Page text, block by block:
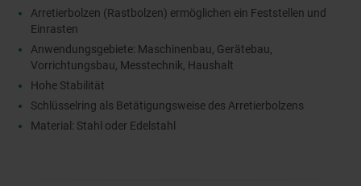
Arretierbolzen (Rastbolzen) ermöglichen ein Feststellen und
Einrasten
Anwendungsgebiete: Maschinenbau, Gerätebau,
Vorrichtungsbau, Messtechnik, Haushalt
Hohe Stabilität
Schlüsselring als Betätigungsweise des Arretierbolzens
Material: Stahl oder Edelstahl